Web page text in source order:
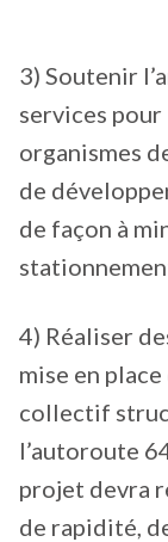
3) Soutenir
services
organismes
de
de façon à
4) Réaliser
mise en
collectif
l’autoroute
projet devra
de rapidité,